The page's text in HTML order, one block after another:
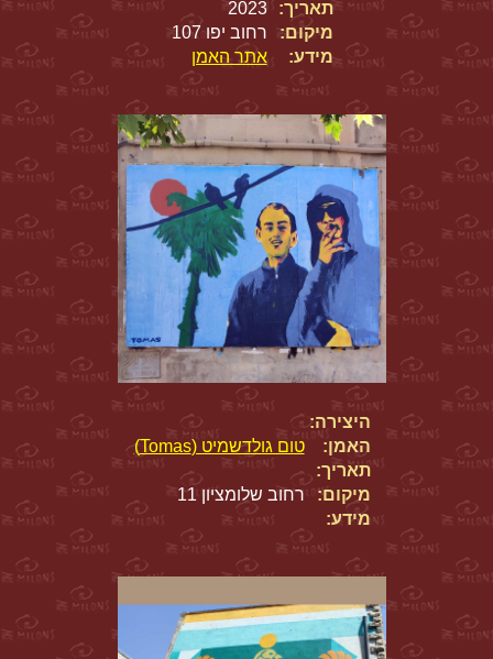
תאריך:
2023
מיקום:
רחוב יפו 107
מידע:
אתר האמן
היצירה:
האמן:
טום גולדשמיט (Tomas)
תאריך:
מיקום:
רחוב שלומציון 11
מידע: